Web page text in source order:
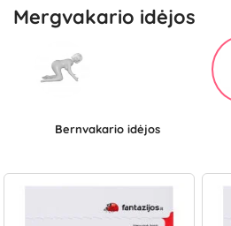
Mergvakario idėjos
Bernvakario idėjos